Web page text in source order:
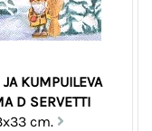
KUMPUILEVA
D SERVETTI
cm.